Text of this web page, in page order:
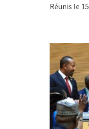
Réunis le 15